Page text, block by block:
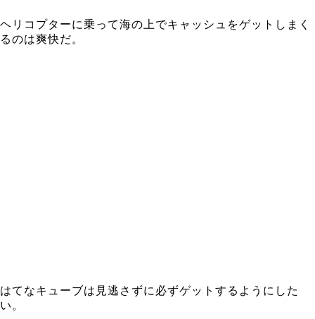
ヘリコプターに乗って海の上でキャッシュをゲットしまく
るのは爽快だ。
はてなキューブは見逃さずに必ずゲットするようにした
い。